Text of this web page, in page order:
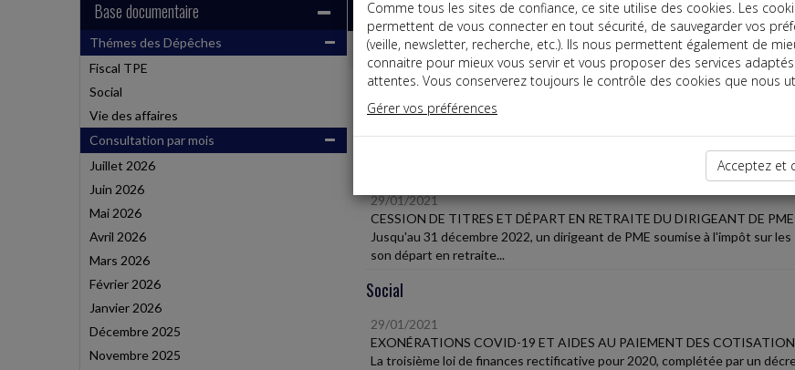
Base documentaire
Thémes des Dépêches
Fiscal TPE
Social
Vie des affaires
Consultation par mois
Juillet 2026
Juin 2026
Mai 2026
Avril 2026
Mars 2026
Février 2026
Janvier 2026
Décembre 2025
Novembre 2025
Dépêches
Liste des dernières dépêches
29/01/2021
CESSION DE TITRES ET DÉPART EN RETRAITE DU DIRIGEANT DE PME
Jusqu'au 31 décembre 2022, un dirigeant de PME soumise à l'impôt sur
son départ en retraite...
Social
29/01/2021
EXONÉRATIONS COVID-19 ET AIDES AU PAIEMENT DES
La troisième loi de finances rectificative pour 2020, complétée par un
Comme tous les sites de confiance, ce site utilise des cookies. Les
permettent de vous connecter en tout sécurité, de sauvegarder vos
(veille, newsletter, recherche, etc.). Ils nous permettent également de
connaitre pour mieux vous servir et vous proposer des services
attentes. Vous conserverez toujours le contrôle des cookies que nous
Gérer vos préférences
Acceptez et